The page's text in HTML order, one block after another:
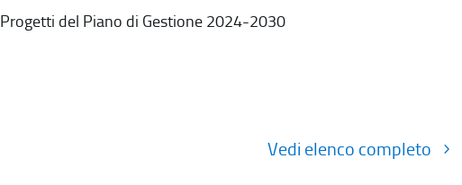
Progetti del Piano di Gestione 2024-2030
Vedi elenco completo